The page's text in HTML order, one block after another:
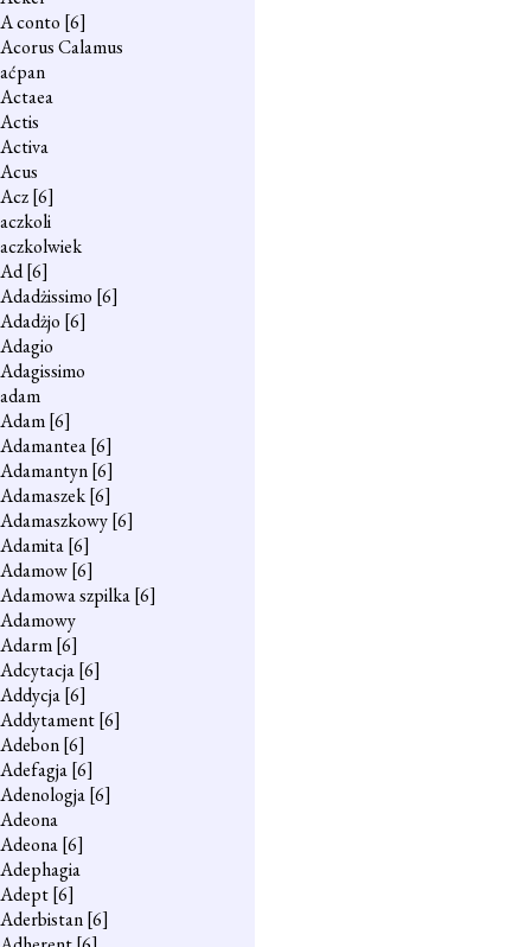
A conto [6]
Acorus Calamus
aćpan
Actaea
Actis
Activa
Acus
Acz[6]
aczkoli
aczkolwiek
Ad[6]
Adadżissimo [6]
Adadżjo [6]
Adagio
Adagissimo
adam
Adam[6]
Adamantea[6]
Adamantyn[6]
Adamaszek[6]
Adamaszkowy[6]
Adamita[6]
Adamow[6]
Adamowa szpilka[6]
Adamowy
Adarm[6]
Adcytacja[6]
Addycja[6]
Addytament[6]
Adebon[6]
Adefagja[6]
Adenologja[6]
Adeona
Adeona[6]
Adephagia
Adept[6]
Aderbistan[6]